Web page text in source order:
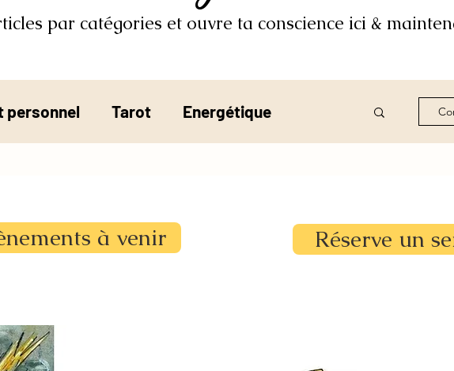
par catégories et ouvre ta conscience ici &
personnel Tarot Energétique
à venir Réserve un